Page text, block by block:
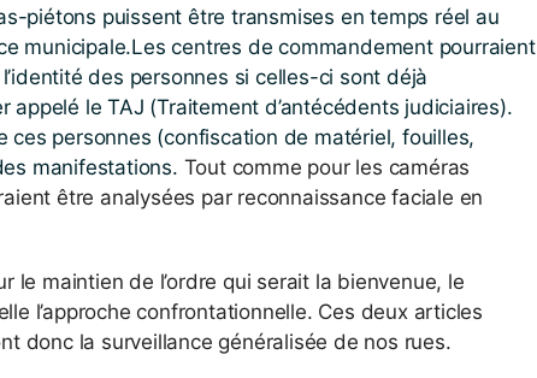
piétons puissent être transmises en temps réel au
municipale.Les centres de commandement pourraient
des personnes si celles-ci sont déjà
le TAJ (Traitement d’antécédents judiciaires).
ces personnes (confiscation de matériel, fouilles,
manifestations. Tout comme pour les caméras
être analysées par reconnaissance faciale en
le maintien de l’ordre qui serait la bienvenue, le
l’approche confrontationnelle. Ces deux articles
donc la surveillance généralisée de nos rues.